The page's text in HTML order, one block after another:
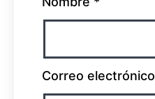
Correo electrónico